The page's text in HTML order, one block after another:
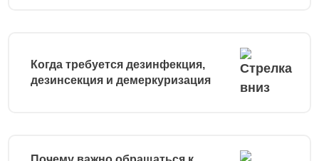
Когда требуется дезинфекция,
дезинсекция и демеркуризация